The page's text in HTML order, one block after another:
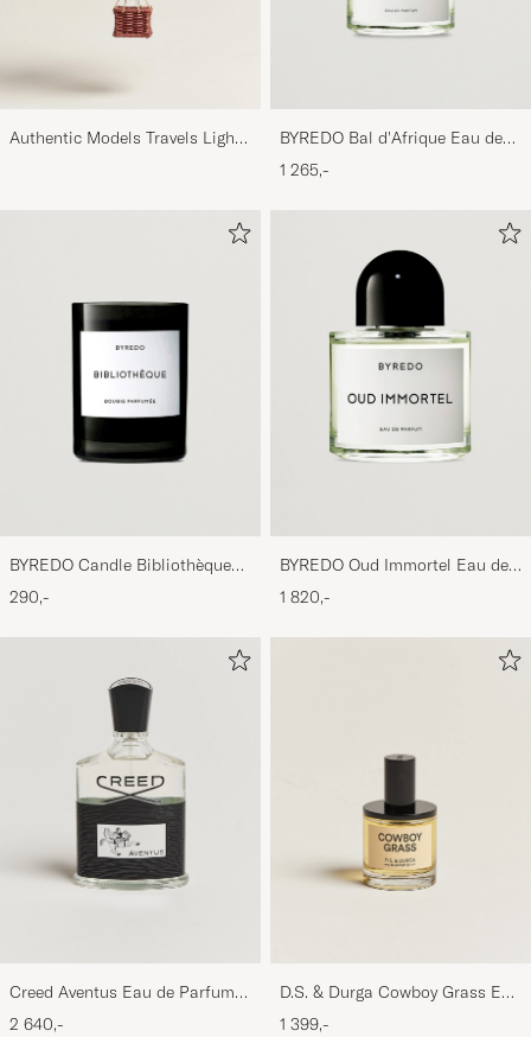
Authentic Models Travels Light
BYREDO Bal d'Afrique Eau de
Parfum 50ml
1 265,-
BYREDO Candle Bibliothèque
70gr
290,-
BYREDO Oud Immortel Eau de
Parfum 100ml
1 820,-
Creed Aventus Eau de Parfum
100ml
2 640,-
D.S. & Durga Cowboy Grass Eau
de Parfum 50ml
1 399,-